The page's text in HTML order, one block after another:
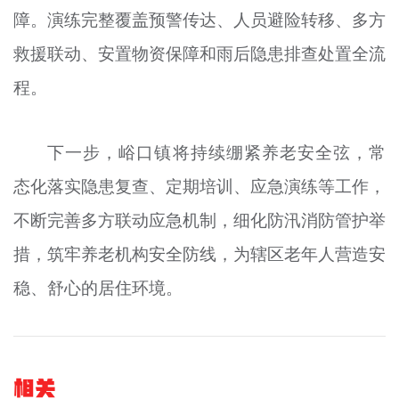
障。演练完整覆盖预警传达、人员避险转移、多方
救援联动、安置物资保障和雨后隐患排查处置全流
程。
下一步，峪口镇将持续绷紧养老安全弦，常
态化落实隐患复查、定期培训、应急演练等工作，
不断完善多方联动应急机制，细化防汛消防管护举
措，筑牢养老机构安全防线，为辖区老年人营造安
稳、舒心的居住环境。
相关